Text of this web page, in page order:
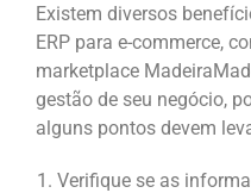
Existem diversos
ERP para e-commerce,
marketplace
gestão de seu negócio,
alguns pontos devem
Verifique se as